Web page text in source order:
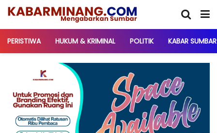
PERISTIWA HUKUM & KRIMINAL POLITIK KABAR SUMBAR